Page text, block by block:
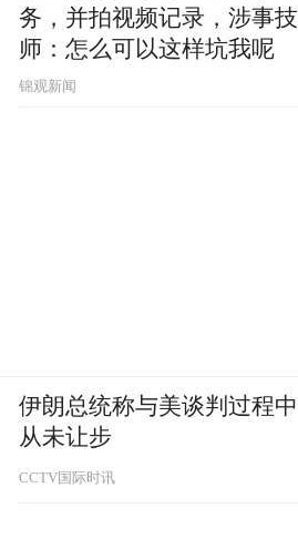
务，并拍视频记录，涉事技
师：怎么可以这样坑我呢
锦观新闻
伊朗总统称与美谈判过程中
从未让步
CCTV国际时讯